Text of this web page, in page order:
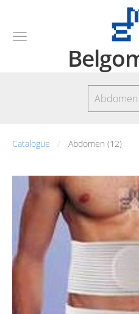
Abdomen
Catalogue Abdomen (12)